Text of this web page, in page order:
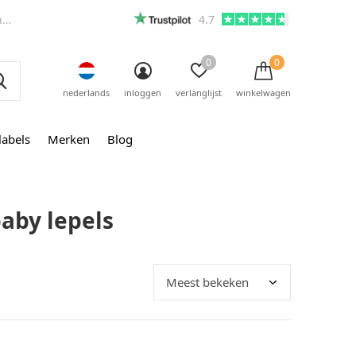
Merken Blog
nederlands inloggen verlanglijst
0
winkelwagen
0
4.7
lepels